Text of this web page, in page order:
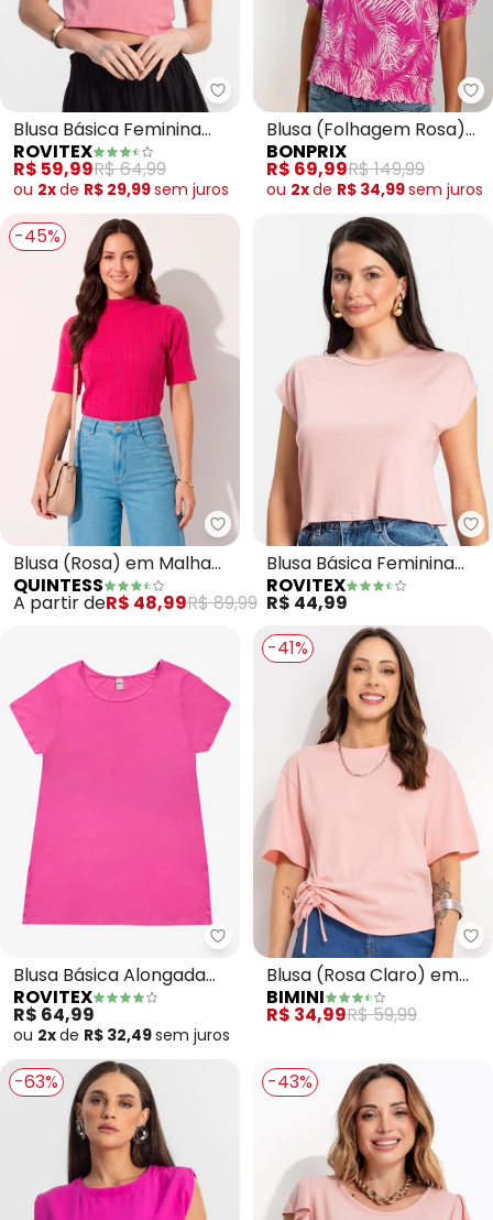
Rovitex - Blusa Básica
Blusa Básica Feminina
Cotton Leve (Rosa)
ROVITEX
R$ 59,99R$ 64,99
ou 2xde R$ 29,99sem juros
Blusa (Folhagem Rosa)
em Linho
BONPRIX
R$ 69,99R$ 149,99
ou 2xde R$ 34,99sem juros
-45%
Quintess - Blusa (Rosa) em
Blusa (Rosa) em Malha
Jacquard
QUINTESS
A partir deR$ 48,99R$ 89,99
Blusa Básica Feminina
Viscotorcion (Rosa)
ROVITEX
R$ 44,99
Rovitex - Blusa Básica
Blusa Básica Alongada
Feminina (Rosa)
ROVITEX
R$ 64,99
ou 2xde R$ 32,49sem juros
-41%
Blusa (Rosa Claro) em
Malha de Algodão
BIMINI
R$ 34,99R$ 59,99
-63% -43%